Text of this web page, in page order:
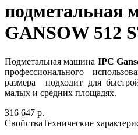
подметальная
GANSOW 512
Подметальная машина IPC
профессионального
размера подходит для
малых и средних площадях.
316 647 р.
СвойстваТехнические